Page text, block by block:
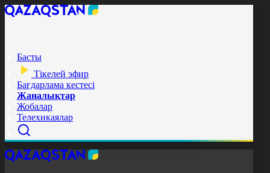
Басты
Тікелей эфир
Бағдарлама кестесі
Жаңалықтар
Жобалар
Телехикаялар